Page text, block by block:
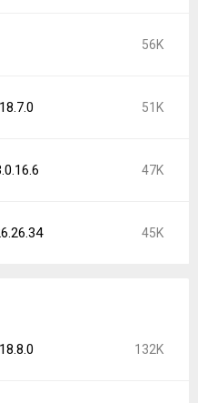
56K
51K
47K
45K
132K